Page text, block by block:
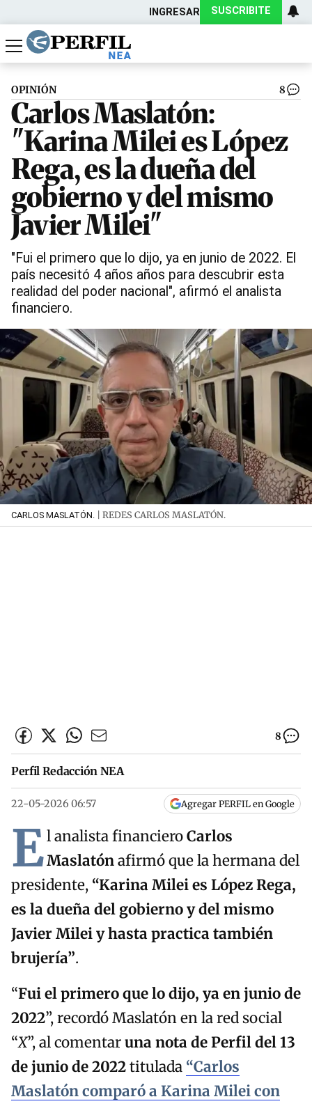
INGRESAR SUSCRIBITE
Política
Economía
Actualidad
OPINIÓN 8
Carlos Maslatón:
"Karina Milei es López
Rega, es la dueña del
gobierno y del mismo
Javier Milei"
"Fui el primero que lo dijo, ya en junio de 2022. El
país necesitó 4 años años para descubrir esta
realidad del poder nacional", afirmó el analista
financiero.
CARLOS MASLATÓN. | REDES CARLOS MASLATÓN.
8
Perfil Redacción NEA
22-05-2026 06:57 Agregar PERFIL en Google
El analista financieroCarlos
Maslatónafirmó que la hermana del
presidente, “Karina Milei es López Rega,
es la dueña del gobierno y del mismo
Javier Milei y hasta practica también
brujería”.
“Fui el primero que lo dijo, ya en junio de
2022”, recordó Maslatón en la red social
“X”, al comentaruna nota de Perfil del 13
de junio de 2022titulada “Carlos
Maslatón comparó a Karina Milei con